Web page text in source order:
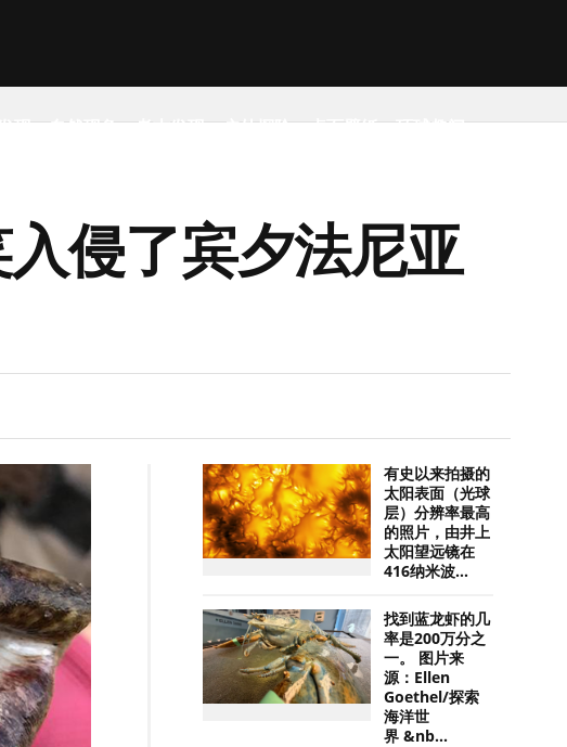
现 自然现象 考古发现 户外探险 桌面壁纸 环球趣闻
侵了宾夕法尼亚
有史以来拍摄的
太阳表面（光球
层）分辨率最高
的照片，由井上
太阳望远镜在
416纳米波...
找到蓝龙虾的几
率是200万分之
一。 图片来
源：Ellen
Goethel/探索
海洋世
界 &nb...